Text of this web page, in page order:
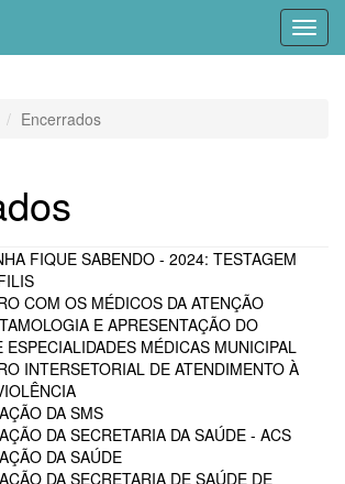
Encerrados
FIQUE SABENDO - 2024: TESTAGEM
COM OS MÉDICOS DA ATENÇÃO
E APRESENTAÇÃO DO
ESPECIALIDADES MÉDICAS MUNICIPAL
INTERSETORIAL DE ATENDIMENTO À
DA SMS
DA SECRETARIA DA SAÚDE - ACS
DA SAÚDE
DA SECRETARIA DE SAÚDE DE